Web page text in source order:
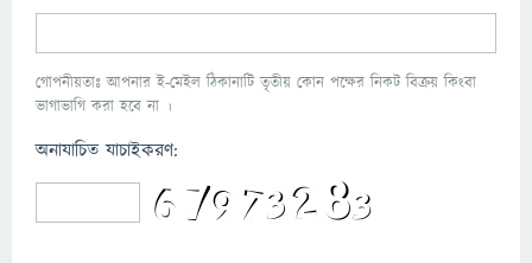
গোপনীয়তাঃ আপনার ই-মেইল ঠিকানাটি তৃতীয় কোন পক্ষের নিকট বিক্রয় কিংবা
ভাগাভাগি করা হবে না ।
অনাযাচিত যাচাইকরণ: